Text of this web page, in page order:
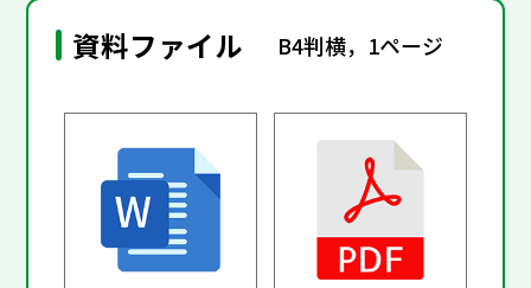
資料ファイル B4判横，1ページ